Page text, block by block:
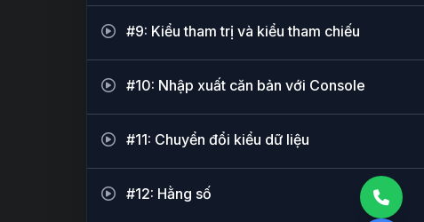
#9: Kiểu tham trị và kiểu tham chiếu
#10: Nhập xuất căn bản với Console
#11: Chuyển đổi kiểu dữ liệu
#12: Hằng số